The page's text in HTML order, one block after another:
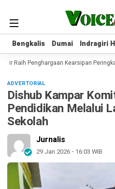
Bengkalis Dumai Indragiri
Bengkalis Dumai Indragiri
Raih Penghargaan Kearsipan
ADVERTORIAL
Dishub Kampar
Pendidikan Melalui
Sekolah
Jurnalis
29 Jan 2026 - 16:03 WIB